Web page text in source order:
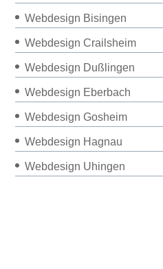
Webdesign Bisingen
Webdesign Crailsheim
Webdesign Dußlingen
Webdesign Eberbach
Webdesign Gosheim
Webdesign Hagnau
Webdesign Uhingen